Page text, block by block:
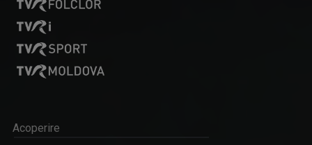
VORBEŞTE CORECT!
Acoperire